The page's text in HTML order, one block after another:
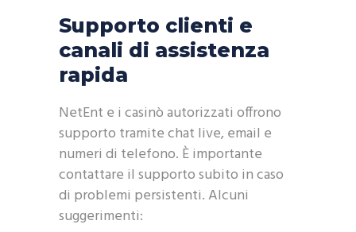
Supporto clienti e
canali di assistenza
rapida
NetEnt e i casinò autorizzati offrono
supporto tramite chat live, email e
numeri di telefono. È importante
contattare il supporto subito in caso
di problemi persistenti. Alcuni
suggerimenti: